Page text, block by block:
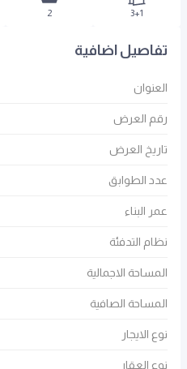
3+1
2
تفاصيل اضافية
العنوان
رقم العرض
تاريخ العرض
عدد الطوابق
عمر البناء
نظام التدفئة
المساحة الاجمالية
المساحة الصافية
نوع الايجار
نوع العقار